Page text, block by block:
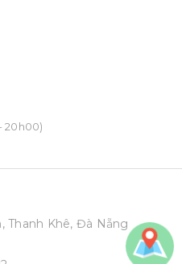
20h00)
Thanh Khê, Đà Nẵng